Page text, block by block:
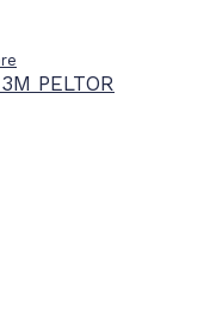
PELTOR